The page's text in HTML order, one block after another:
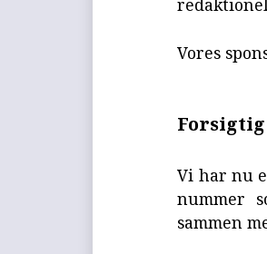
Vores
Vi har nu
nummer
sammen